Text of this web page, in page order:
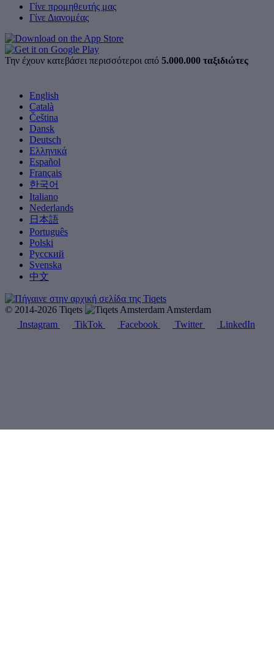
Γίνε προμηθευτής μας
Γίνε Διανομέας
Την έχουν κατεβάσει περισσότεροι από 5.000.000 ταξιδιώτες
English
Català
Čeština
Dansk
Deutsch
Ελληνικά
Español
Français
한국어
Italiano
Nederlands
日本語
Português
Polski
Русский
Svenska
中文
© 2014-2026 Tiqets
Amsterdam
Instagram
TikTok Facebook Twitter LinkedIn